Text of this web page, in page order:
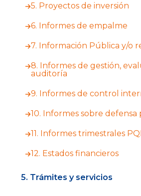
5. Proyectos de inversión
6. Informes de empalme
7. Información Pública y/o
8. Informes de gestión,
auditoría
9. Informes de control
10. Informes sobre defensa
11. Informes trimestrales
12. Estados financieros
5. Trámites y servicios